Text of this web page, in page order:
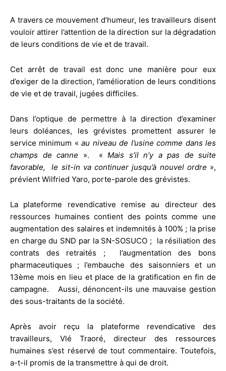
A travers ce mouvement d’humeur, les travailleurs disent
vouloir attirer l’attention de la direction sur la dégradation
de leurs conditions de vie et de travail.
Cet arrêt de travail est donc une manière pour eux
d’exiger de la direction, l’amélioration de leurs conditions
de vie et de travail, jugées difficiles.
Dans l’optique de permettre à la direction d’examiner
leurs doléances, les grévistes promettent assurer le
service minimum «au niveau de l’usine comme dans les
champs de canne ». « Mais s’il n’y a pas de suite
favorable, le sit-in va continuer jusqu’à nouvel ordre »,
prévient Wilfried Yaro, porte-parole des grévistes.
La plateforme revendicative remise au directeur des
ressources humaines contient des points comme une
augmentation des salaires et indemnités à 100% ; la prise
en charge du SND par la SN-SOSUCO ; la résiliation des
contrats des retraités ; l’augmentation des bons
pharmaceutiques ; l’embauche des saisonniers et un
13ème mois en lieu et place de la gratification en fin de
campagne. Aussi, dénoncent-ils une mauvaise gestion
des sous-traitants de la société.
Après avoir reçu la plateforme revendicative des
travailleurs, Vlé Traoré, directeur des ressources
humaines s’est réservé de tout commentaire. Toutefois,
a-t-il promis de la transmettre à qui de droit.